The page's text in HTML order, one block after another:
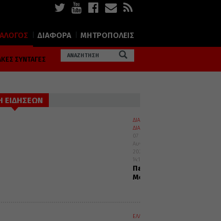
ΔΙΑΦΟΡΑ ΜΗΤΡΟΠΟΛΕΙΣ
ΣΥΝΤΑΓΕΣ
ΕΙΔΗΣΕΩΝ
ΔΙΑΛΟΓΟΣ
ΔΙΑΦΟΡΑ
07
Αυγούστου
2026
14:10
Περί
Μοναχισμού
ΕΛΛΑΔΑ